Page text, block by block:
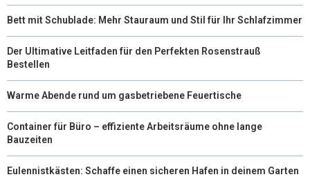
Bett mit Schublade: Mehr Stauraum und Stil für Ihr Schlafzimmer
Der Ultimative Leitfaden für den Perfekten Rosenstrauß
Bestellen
Warme Abende rund um gasbetriebene Feuertische
Container für Büro – effiziente Arbeitsräume ohne lange
Bauzeiten
Eulennistkästen: Schaffe einen sicheren Hafen in deinem Garten